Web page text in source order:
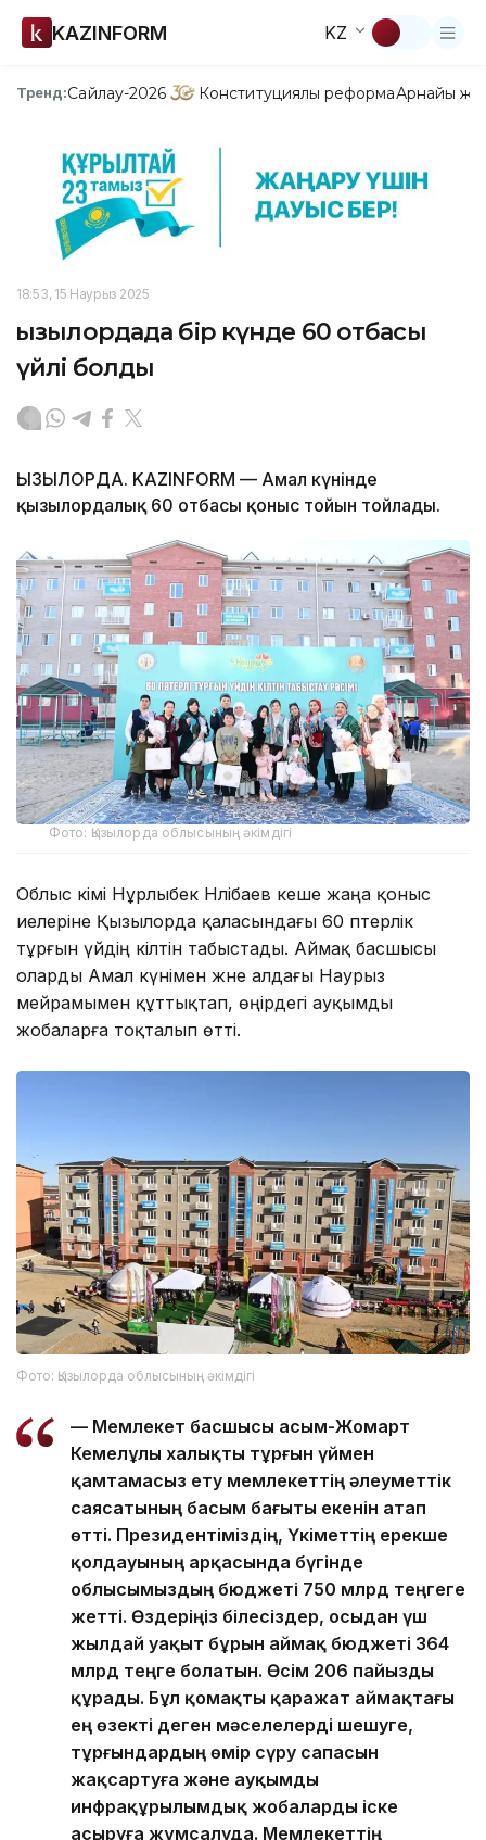
KAZINFORM KZ
Тренд:Сайлау-2026 Конституциялық реформаАрнайы
18:53, 15 Наурыз 2025
Қызылордада бір күнде 60 отбасы
үйлі болды
ҚЫЗЫЛОРДА. KAZINFORM — Амал күнінде
қызылордалық 60 отбасы қоныс тойын тойлады.
Фото: Қызылорда облысының әкімдігі
Облыс әкімі Нұрлыбек Нәлібаев кеше жаңа қоныс
иелеріне Қызылорда қаласындағы 60 пәтерлік
тұрғын үйдің кілтін табыстады. Аймақ басшысы
оларды Амал күнімен және алдағы Наурыз
мейрамымен құттықтап, өңірдегі ауқымды
жобаларға тоқталып өтті.
Фото: Қызылорда облысының әкімдігі
— Мемлекет басшысы Қасым-Жомарт
Кемелұлы халықты тұрғын үймен
қамтамасыз ету мемлекеттің әлеуметтік
саясатының басым бағыты екенін атап
өтті. Президентіміздің, Үкіметтің ерекше
қолдауының арқасында бүгінде
облысымыздың бюджеті 750 млрд теңгеге
жетті. Өздеріңіз білесіздер, осыдан үш
жылдай уақыт бұрын аймақ бюджеті 364
млрд теңге болатын. Өсім 206 пайызды
құрады. Бұл қомақты қаражат аймақтағы
ең өзекті деген мәселелерді шешуге,
тұрғындардың өмір сүру сапасын
жақсартуға және ауқымды
инфрақұрылымдық жобаларды іске
асыруға жұмсалуда. Мемлекеттің